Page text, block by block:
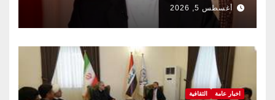
أغسطس 5, 2026
اخبار عامة الثقافية